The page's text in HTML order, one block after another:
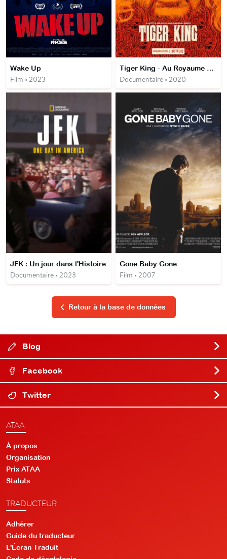
Wake Up
Film • 2023
Tiger King - Au Royaume des fauves
Documentaire • 2020
JFK : Un jour dans l'Histoire
Documentaire • 2023
Gone Baby Gone
Film • 2007
Retour à la base de données
Blog
Facebook
Twitter
ATAA
À propos
Organisation
Prix ATAA
Statuts
TRADUCTEUR
Adhérer
Guide du traducteur
L'Écran Traduit